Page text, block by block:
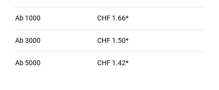
Ab 1000 CHF 1.66*
Ab3000 CHF 1.50*
Ab 5000 CHF 1.42*